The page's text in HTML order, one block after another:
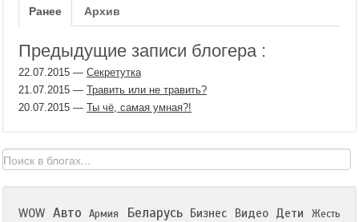
Ранее Архив
Предыдущие записи блогера :
22.07.2015 — Секретутка
21.07.2015 — Травить или не травить?
20.07.2015 — Ты чё, самая умная?!
WOW Авто Армия Беларусь Бизнес Видео Дети
Жесть